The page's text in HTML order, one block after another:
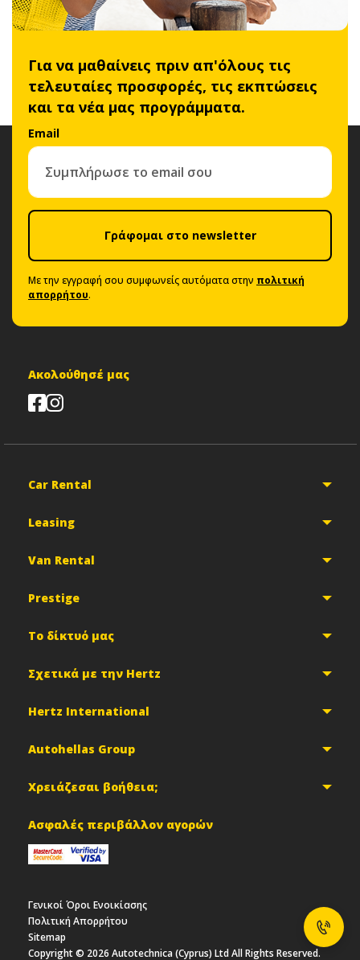
Για να μαθαίνεις πριν απ'όλους τις
τελευταίες προσφορές, τις εκπτώσεις
και τα νέα μας προγράμματα.
Email
Γράφομαι στο newsletter
Με την εγγραφή σου συμφωνείς αυτόματα στην πολιτική
απορρήτου.
Ακολούθησέ μας
Car Rental
Leasing
Van Rental
Prestige
Το δίκτυό μας
Σχετικά με την Hertz
Hertz International
Autohellas Group
Χρειάζεσαι βοήθεια;
Ασφαλές περιβάλλον αγορών
Copyright © 2026 Autotechnica (Cyprus) Ltd All Rights Reserved.
Γενικοί Όροι Ενοικίασης
Πολιτική Απορρήτου
Sitemap